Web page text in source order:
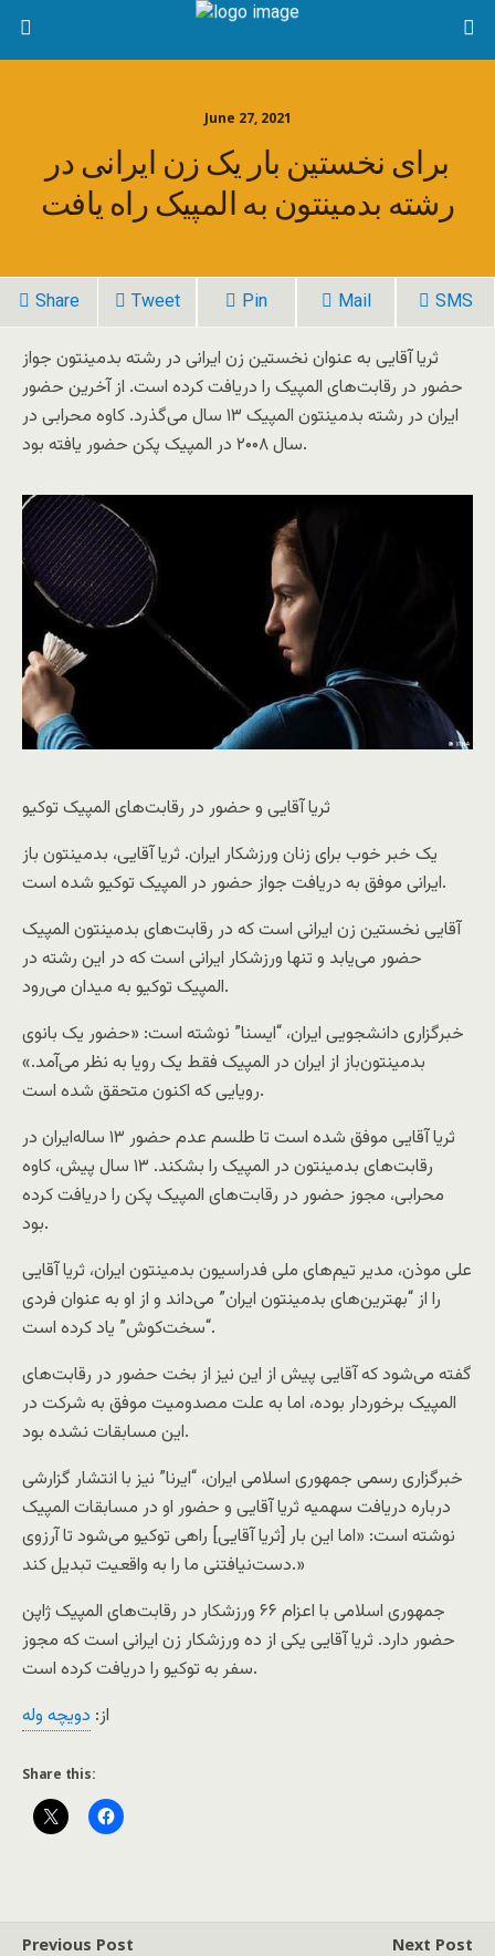
June 27, 2021
برای نخستین بار یک زن ایرانی در
رشته بدمینتون به المپیک راه یافت
Share Tweet Pin Mail SMS
ثریا آقایی به عنوان نخستین زن ایرانی در رشته بدمینتون جواز
حضور در رقابت‌های المپیک را دریافت کرده است. از آخرین حضور
ایران در رشته بدمینتون المپیک ۱۳ سال می‌گذرد. کاوه محرابی در
سال ۲۰۰۸ در المپیک پکن حضور یافته بود.
ثریا آقایی و حضور در رقابت‌های المپیک توکیو
یک خبر خوب برای زنان ورزشکار ایران. ثریا آقایی، بدمینتون باز
ایرانی موفق به دریافت جواز حضور در المپیک توکیو شده است.
آقایی نخستین زن ایرانی است که در رقابت‌های بدمینتون المپیک
حضور می‌یابد و تنها ورزشکار ایرانی است که در این رشته در
المپیک توکیو به میدان می‌رود.
خبرگزاری دانشجویی ایران، “ایسنا” نوشته است: «حضور یک بانوی
بدمینتون‌باز از ایران در المپیک فقط یک رویا به نظر می‌آمد.»
رویایی که اکنون متحقق شده است.
ثریا آقایی موفق شده است تا طلسم عدم حضور ۱۳ ساله‌ایران در
رقابت‌های بدمینتون در المپیک را بشکند. ۱۳ سال پیش، کاوه
محرابی، مجوز حضور در رقابت‌های المپیک پکن را دریافت کرده
بود.
علی موذن، مدیر تیم‌های ملی فدراسیون بدمینتون ایران، ثریا آقایی
را از “بهترین‌های بدمینتون ایران” می‌داند و از او به عنوان فردی
“سخت‌کوش” یاد کرده است.
گفته می‌شود که آقایی پیش از این نیز از بخت حضور در رقابت‌های
المپیک برخوردار بوده، اما به علت مصدومیت موفق به شرکت در
این مسابقات نشده بود.
خبرگزاری رسمی جمهوری اسلامی ایران، “ایرنا” نیز با انتشار گزارشی
درباره دریافت سهمیه ثریا آقایی و حضور او در مسابقات المپیک
نوشته است: «اما این بار [ثریا آقایی] راهی توکیو می‌شود تا آرزوی
دست‌نیافتنی ما را به واقعیت تبدیل کند.»
جمهوری اسلامی با اعزام ۶۶ ورزشکار در رقابت‌های المپیک ژاپن
حضور دارد. ثریا آقایی یکی از ده ورزشکار زن ایرانی است که مجوز
سفر به توکیو را دریافت کرده است.
از: دویچه وله
Share this:
Previous Post Next Post